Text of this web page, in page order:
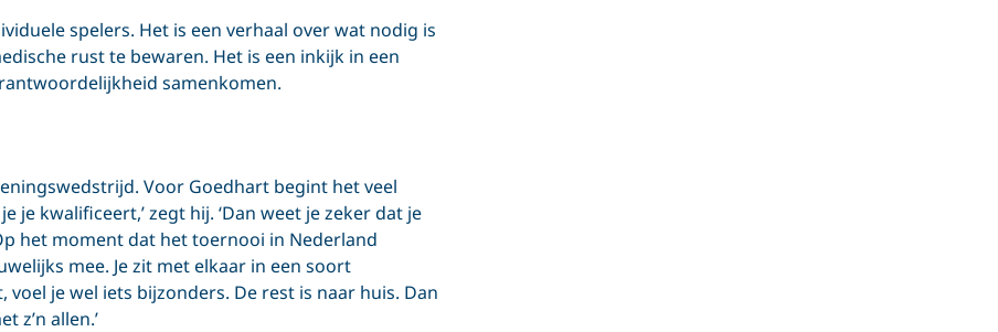
spelers. Het is een verhaal over wat nodig is
rust te bewaren. Het is een inkijk in een
samenkomen.
Voor Goedhart begint het veel
je kwalificeert,’ zegt hij. ‘Dan weet je zeker dat je
het moment dat het toernooi in Nederland
mee. Je zit met elkaar in een soort
je wel iets bijzonders. De rest is naar huis. Dan
z’n allen.’